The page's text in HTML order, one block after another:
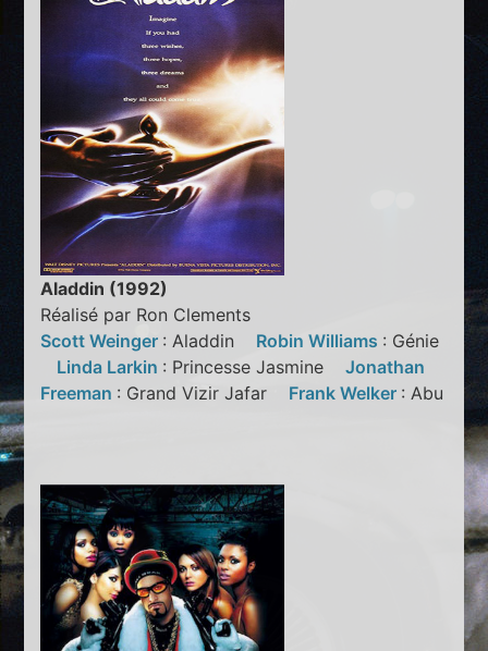
Aladdin (1992)
Réalisé par Ron Clements
Scott Weinger : Aladdin Robin Williams : Génie
Linda Larkin : Princesse JasmineJonathan
Freeman : Grand Vizir Jafar Frank Welker : Abu